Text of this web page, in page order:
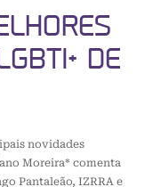
DE
novidades
Moreira* comenta
Pantaleão, IZRRA e